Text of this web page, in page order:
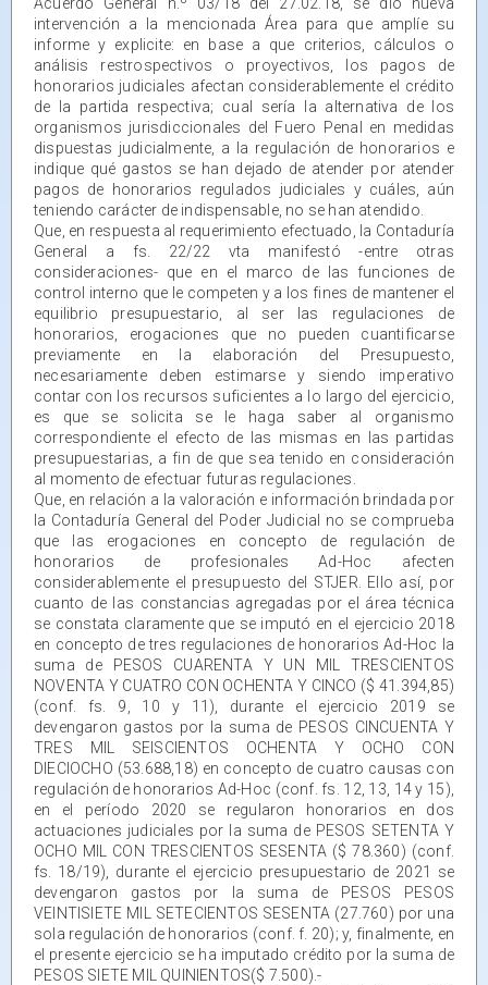
intervención a la mencionada Área para que amplíe su
informe y explicite: en base a que criterios, cálculos o
análisis restrospectivos o proyectivos, los pagos de
honorarios judiciales afectan considerablemente el crédito
de la partida respectiva; cual sería la alternativa de los
organismos jurisdiccionales del Fuero Penal en medidas
dispuestas judicialmente, a la regulación de honorarios e
indique qué gastos se han dejado de atender por atender
pagos de honorarios regulados judiciales y cuáles, aún
teniendo carácter de indispensable, no se han atendido.
Que, en respuesta al requerimiento efectuado, la Contaduría
General a fs. 22/22 vta manifestó -entre otras
consideraciones- que en el marco de las funciones de
control interno que le competen y a los fines de mantener el
equilibrio presupuestario, al ser las regulaciones de
honorarios, erogaciones que no pueden cuantificarse
previamente en la elaboración del Presupuesto,
necesariamente deben estimarse y siendo imperativo
contar con los recursos suficientes a lo largo del ejercicio,
es que se solicita se le haga saber al organismo
correspondiente el efecto de las mismas en las partidas
presupuestarias, a fin de que sea tenido en consideración
al momento de efectuar futuras regulaciones.
Que, en relación a la valoración e información brindada por
la Contaduría General del Poder Judicial no se comprueba
que las erogaciones en concepto de regulación de
honorarios de profesionales Ad-Hoc afecten
considerablemente el presupuesto del STJER. Ello así, por
cuanto de las constancias agregadas por el área técnica
se constata claramente que se imputó en el ejercicio 2018
en concepto de tres regulaciones de honorarios Ad-Hoc la
suma de PESOS CUARENTA Y UN MIL TRESCIENTOS
NOVENTA Y CUATRO CON OCHENTA Y CINCO ($ 41.394,85)
(conf. fs. 9, 10 y 11), durante el ejercicio 2019 se
devengaron gastos por la suma de PESOS CINCUENTA Y
TRES MIL SEISCIENTOS OCHENTA Y OCHO CON
DIECIOCHO (53.688,18) en concepto de cuatro causas con
regulación de honorarios Ad-Hoc (conf. fs. 12, 13, 14 y 15),
en el período 2020 se regularon honorarios en dos
actuaciones judiciales por la suma de PESOS SETENTA Y
OCHO MIL CON TRESCIENTOS SESENTA ($ 78.360) (conf.
fs. 18/19), durante el ejercicio presupuestario de 2021 se
devengaron gastos por la suma de PESOS PESOS
VEINTISIETE MIL SETECIENTOS SESENTA (27.760) por una
sola regulación de honorarios (conf. f. 20); y, finalmente, en
el presente ejercicio se ha imputado crédito por la suma de
PESOS SIETE MIL QUINIENTOS($ 7.500).-